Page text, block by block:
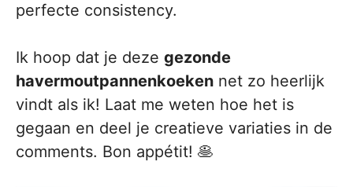
perfecte consistency.
Ik hoop dat je deze gezonde
havermoutpannenkoeken net zo heerlijk
vindt als ik! Laat me weten hoe het is
gegaan en deel je creatieve variaties in de
comments. Bon appétit! 🥞